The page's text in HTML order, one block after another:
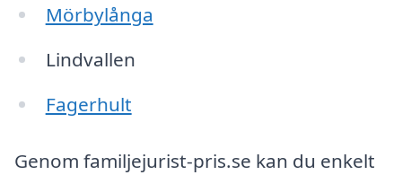
Mörbylånga
Lindvallen
Fagerhult
Genom familjejurist-pris.se kan du enkelt